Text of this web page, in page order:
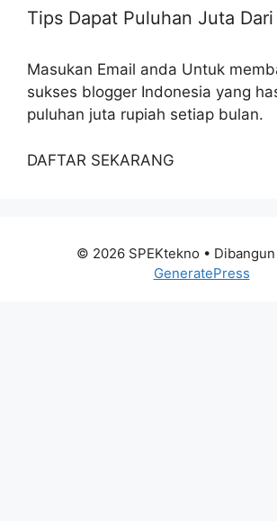
Tips Dapat Puluhan Juta Dari
Masukan Email anda Untuk
sukses blogger Indonesia yang
puluhan juta rupiah setiap bulan.
DAFTAR SEKARANG
© 2026 SPEKtekno •
GeneratePress